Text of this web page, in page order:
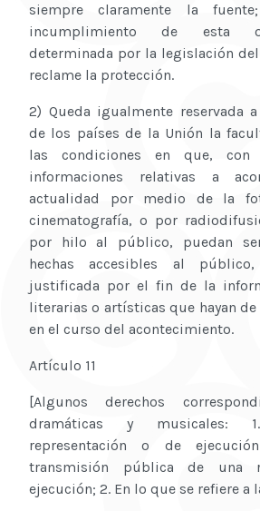
siempre claramente la
incumplimiento de esta
determinada por la legislación
reclame la protección.
2) Queda igualmente reservada
de los países de la Unión la
las condiciones en que,
informaciones relativas a
actualidad por medio de la
cinematografía, o por
por hilo al público, puedan
hechas accesibles al
justificada por el fin de la
literarias o artísticas que hayan
en el curso del acontecimiento.
Artículo 11
[Algunos derechos
dramáticas y musicales:
representación o de
transmisión pública de una
ejecución; 2. En lo que se refiere a